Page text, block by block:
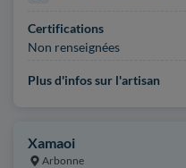
Certifications
Non renseignées
Plus d'infos sur l'artisan
Xamaoi
Arbonne